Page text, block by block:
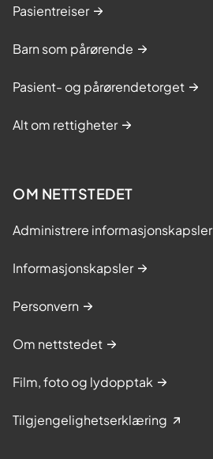
Pasientreiser
Barn som pårørende
Pasient- og pårørendetorget
Alt om rettigheter
OM NETTSTEDET
Administrere informasjonskapsler
Informasjonskapsler
Personvern
Om nettstedet
Film, foto og lydopptak
Tilgjengelighetserklæring